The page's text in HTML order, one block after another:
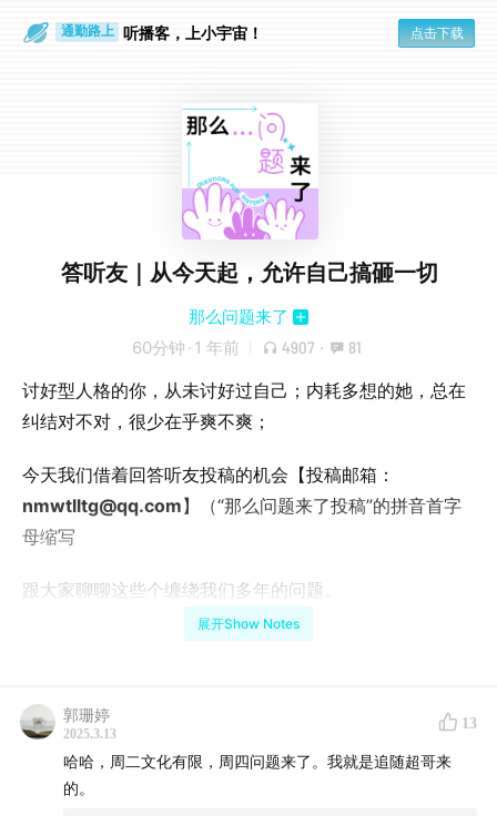
通勤路上 听播客，上小宇宙！ 点击下载
答听友｜从今天起，允许自己搞砸一切
那么问题来了
60分钟 · 1 年前 4907 · 81
讨好型人格的你，从未讨好过自己；内耗多想的她，总在
纠结对不对，很少在乎爽不爽；
今天我们借着回答听友投稿的机会【投稿邮箱：
nmwtlltg@qq.com】（“那么问题来了投稿”的拼音首字
母缩写
跟大家聊聊这些个缠绕我们多年的问题。
也许不一定能真的帮到大家，但希望我们的回答至少可以
超哥的人生也是各种破碎（dbq有点沉迷押韵了
打今儿起，咱先允许自己，搞砸一切！（从最后一个字没
押上开始
展开Show Notes
郭珊婷
2025.3.13
13
哈哈，周二文化有限，周四问题来了。我就是追随超哥来
的。